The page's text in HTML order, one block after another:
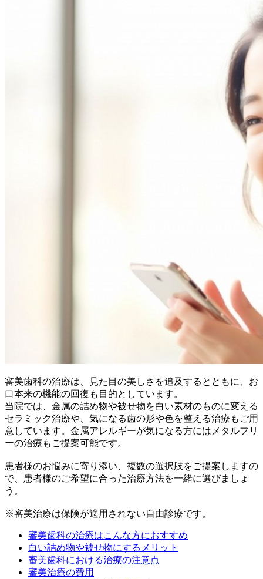
審美歯科の治療は、見た目の美しさを追及するとともに、お
口本来の機能の回復も目的としています。
当院では、金属の詰め物や被せ物を白い素材のものに変える
セラミック治療や、気になる歯の形や色を整える治療もご用
意しています。金属アレルギーが気になる方にはメタルフリ
ーの治療もご提案可能です。
患者様のお悩みに寄り添い、複数の選択肢をご提案しますの
で、患者様のご希望に合った治療方法を一緒に選びましょ
う。
※審美治療は保険が適用されない自由診療です。
審美歯科の治療はこんな方におすすめ
白い詰め物や被せ物にするメリット
審美歯科における治療の注意点
審美治療の費用